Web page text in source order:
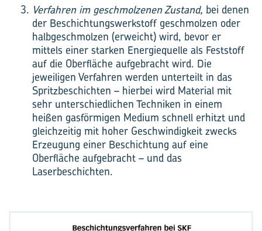
Verfahren im geschmolzenen Zustand, bei denen
der Beschichtungswerkstoff geschmolzen oder
halbgeschmolzen (erweicht) wird, bevor er
mittels einer starken Energiequelle als Feststoff
auf die Oberfläche aufgebracht wird. Die
jeweiligen Verfahren werden unterteilt in das
Spritzbeschichten – hierbei wird Material mit
sehr unterschiedlichen Techniken in einem
heißen gasförmigen Medium schnell erhitzt und
gleichzeitig mit hoher Geschwindigkeit zwecks
Erzeugung einer Beschichtung auf eine
Oberfläche aufgebracht – und das
Laserbeschichten.